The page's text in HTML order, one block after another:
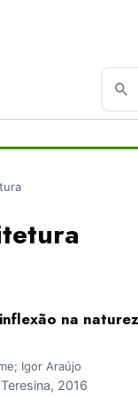
na
Igor Araújo
2016